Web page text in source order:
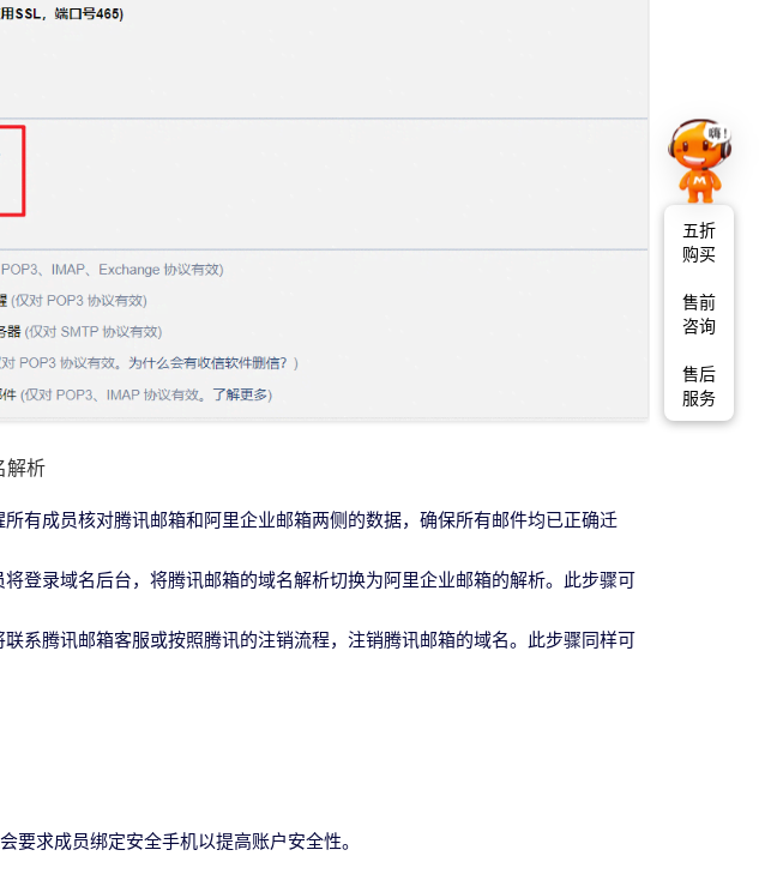
解析
有成员核对腾讯邮箱和阿里企业邮箱两侧的数据，确保所有邮件均已正确迁
登录域名后台，将腾讯邮箱的域名解析切换为阿里企业邮箱的解析。此步骤可
系腾讯邮箱客服或按照腾讯的注销流程，注销腾讯邮箱的域名。此步骤同样可
要求成员绑定安全手机以提高账户安全性。
五折
购买
售前
咨询
售后
服务